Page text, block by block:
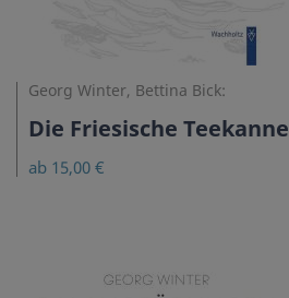
Georg Winter, Bettina Bick:
Die Friesische Teekanne
ab 15,00 €